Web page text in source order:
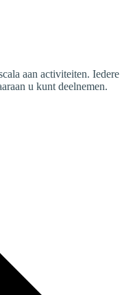
aan activiteiten. Iedere
u kunt deelnemen.